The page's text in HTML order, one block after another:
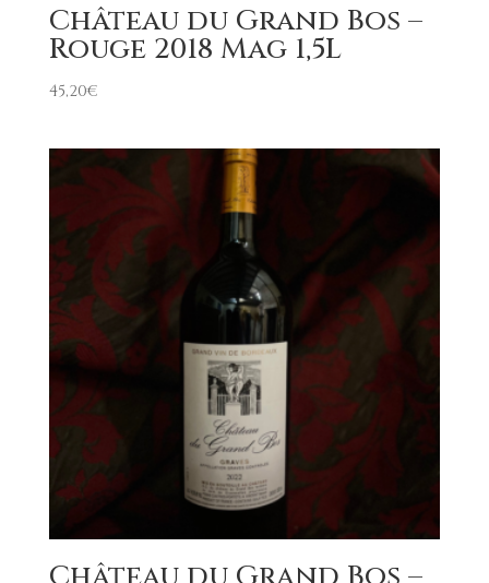
Château du Grand Bos –
Rouge 2018 Mag 1,5L
45,20€